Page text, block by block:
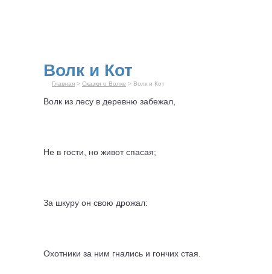
Волк и Кот
Главная > Сказки о Волке > Волк и Кот
Волк из лесу в деревню забежал,
Не в гости, но живот спасая;
За шкуру он свою дрожал:
Охотники за ним гнались и гончих стая.